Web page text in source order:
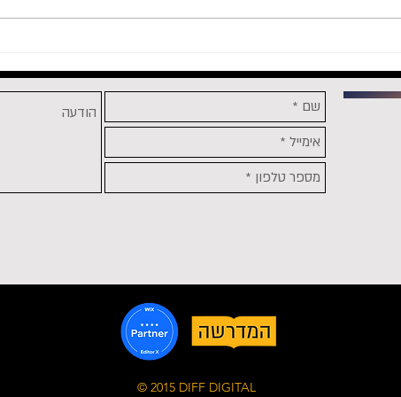
הפייסבוק שלכם דרך
CREATOR STUDIO
© 2015 DIFF DIGITAL